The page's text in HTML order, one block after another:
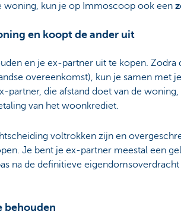
woning, kun je op Immoscoop ook een
en koopt de ander uit
en je ex-partner uit te kopen. Zodra
overeenkomst), kun je samen met
partner, die afstand doet van de
van het woonkrediet.
voltrokken zijn en
Je bent je ex-partner meestal een
na de definitieve eigendomsoverdracht
behouden